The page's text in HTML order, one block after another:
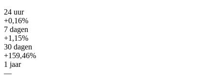
24 uur
+0,16%
7 dagen
+1,15%
30 dagen
+159,46%
1 jaar
—